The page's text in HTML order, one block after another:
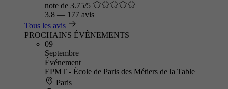
note de 3.75/5
3.8 — 177 avis
Tous les avis
PROCHAINS ÉVÈNEMENTS
09
Septembre
Événement
EPMT - École de Paris des Métiers de la Table
Paris